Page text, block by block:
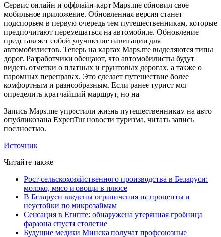
Сервис онлайн и оффлайн-карт Maps.me обновил свое
мобильное приложение. Обновленная версия станет
подспорьем в первую очередь тем путешественникам, которые
предпочитают перемещаться на автомобиле. Обновление
представляет собой улучшение навигации для
автомобилистов. Теперь на картах Maps.me выделяются типы
дорог. Разработчики обещают, что автомобилисты будут
видеть отметки о платных и грунтовых дорогах, а также о
паромных переправах. Это сделает путешествие более
комфортным и разнообразным. Если ранее турист мог
определить кратчайший маршрут, но на
Запись Maps.me упростили жизнь путешественникам на авто
опубликована ExpertTur новости туризма, читать запись
послностью.
Источник
Читайте также
Рост сельскохозяйственного производства в Беларуси:
молоко, мясо и овощи в плюсе
В Беларуси введены ограничения на проценты и
неустойки по микрозаймам
Сенсация в Египте: обнаружена утерянная гробница
фараона спустя столетие
Будущие медики Минска получат профсоюзные